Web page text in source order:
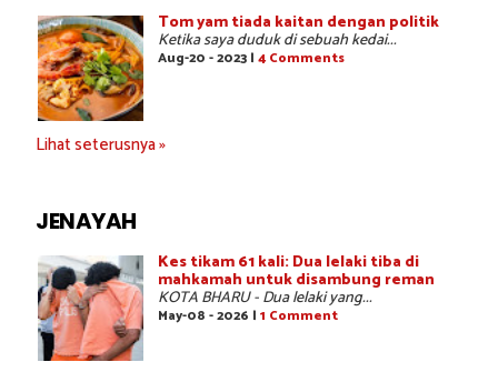
Tom yam tiada kaitan dengan politik
Ketika saya duduk di sebuah kedai...
Aug-20 - 2023 | 4 Comments
Lihat seterusnya »
JENAYAH
Kes tikam 61 kali: Dua lelaki tiba di
mahkamah untuk disambung reman
KOTA BHARU - Dua lelaki yang...
May-08 - 2026 | 1 Comment